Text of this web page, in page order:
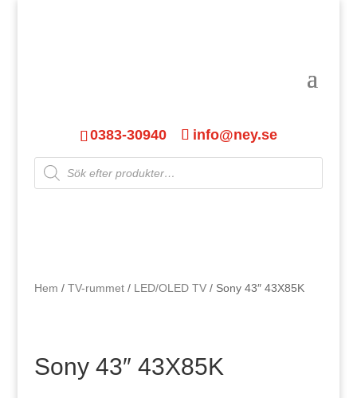
0383-30940 info@ney.se
Products
search
Hem / TV-rummet/ LED/OLED TV/ Sony 43″ 43X85K
Sony 43″ 43X85K